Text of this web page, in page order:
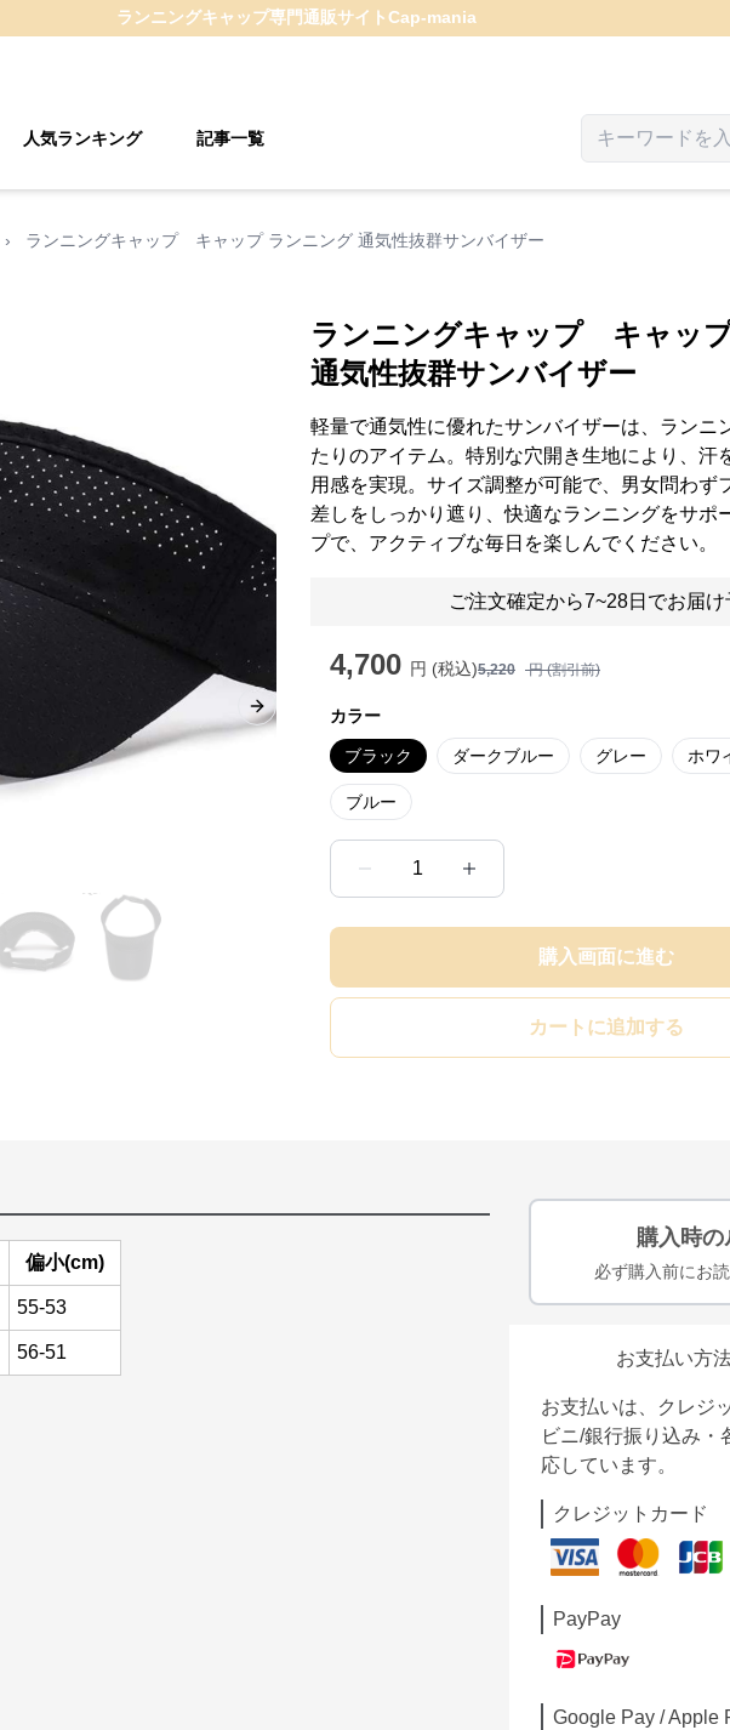
ランニングキャップ専門通販サイトCap-mania
人気ランキング 記事一覧
› ランニングキャップ キャップ ランニング 通気性抜群サンバイザー
Next slide
ランニングキャップ キャッ
通気性抜群サンバイザー
軽量で通気性に優れたサンバイザーは、ランニ
たりのアイテム。特別な穴開き生地により、汗
用感を実現。サイズ調整が可能で、男女問わず
差しをしっかり遮り、快適なランニングをサポ
プで、アクティブな毎日を楽しんでください。
ご注文確定から7~28日でお届け
4,700 円 (税込)5,220 円 (割引前)
カラー
ブラック ダークブルー グレー ホワ
ブルー
1
購入画面に進む
カートに追加する
偏小(cm)
55-53
56-51
購入時の
必ず購入前にお
お支払い方
お支払いは、クレジ
ビニ/銀行振り込み・
応しています。
クレジットカード
PayPay
Google Pay / Apple